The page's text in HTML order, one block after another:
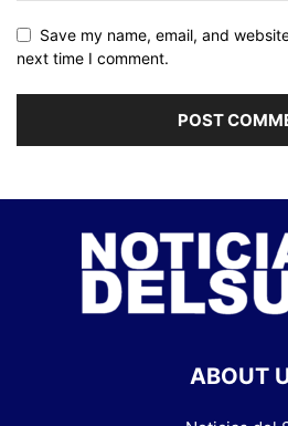
Save my name, email, and
next time I comment.
ABOUT